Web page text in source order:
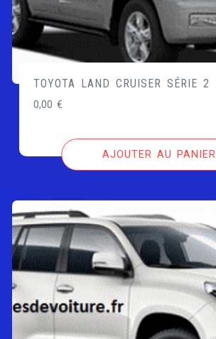
TOYOTA LAND CRUISER SÉRIE 2
0,00€
AJOUTER AU PANIER